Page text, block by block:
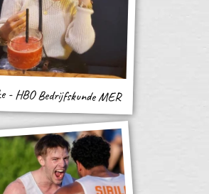
- HBO Bedrijfskunde MER